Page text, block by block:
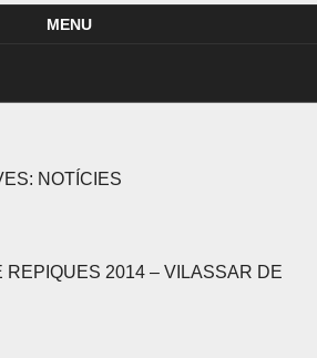
Percussió de la Costa Brava
Ganxona – La Percussió de la Costa Brava
MENU
NOTÍCIES
REPIQUES 2014 – VILASSAR DE